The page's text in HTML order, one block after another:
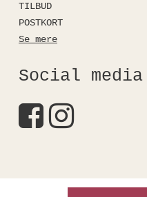
TILBUD
POSTKORT
Se mere
Social media